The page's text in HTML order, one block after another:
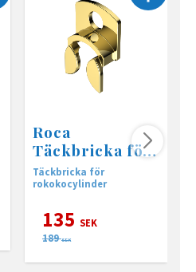
Roca
Täckbricka för
rokokocylinder
, mässing
Täckbricka för
rokokocylinder
135 SEK
189 SEK